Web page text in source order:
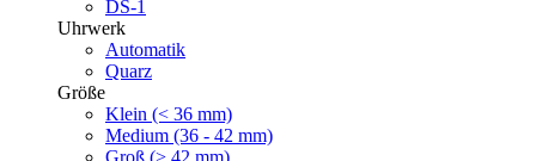
DS-1
Uhrwerk
Automatik
Quarz
Größe
Klein (< 36 mm)
Medium (36 - 42 mm)